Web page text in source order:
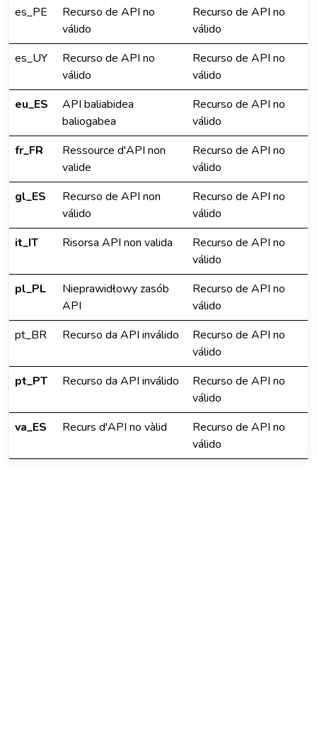
es_PE
Recurso de API no
válido
Recurso de API no
válido
es_UY
Recurso de API no
válido
Recurso de API no
válido
eu_ES
API baliabidea
baliogabea
Recurso de API no
válido
fr_FR
Ressource d'API non
valide
Recurso de API no
válido
gl_ES
Recurso de API non
válido
Recurso de API no
válido
it_IT
Risorsa API non valida
Recurso de API no
válido
pl_PL
Nieprawidłowy zasób
API
Recurso de API no
válido
pt_BR
Recurso da API inválido
Recurso de API no
válido
pt_PT
Recurso da API inválido
Recurso de API no
válido
va_ES
Recurs d'API no vàlid
Recurso de API no
válido